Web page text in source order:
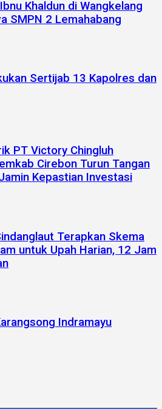
Khaldun di Wangkelang
SMPN 2 Lemahabang
Sertijab 13 Kapolres dan
PT Victory Chingluh
Cirebon Turun Tangan
Kepastian Investasi
Terapkan Skema
untuk Upah Harian, 12 Jam
Indramayu